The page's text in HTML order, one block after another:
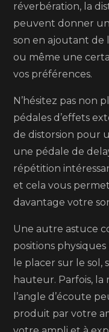
réverbération, la
peuvent donner
son en ajoutant de
ou même une
vos préférences.
N’hésitez pas non
pédales d’effets
de distorsion pour
une pédale de
répétition
et cela vous
davantage votre
Une autre astuce
positions
le placer sur le
hauteur. Parfois, la
l’angle d’écoute
produit par votre